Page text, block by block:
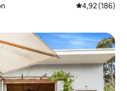
Évaluation
4,92 (186)